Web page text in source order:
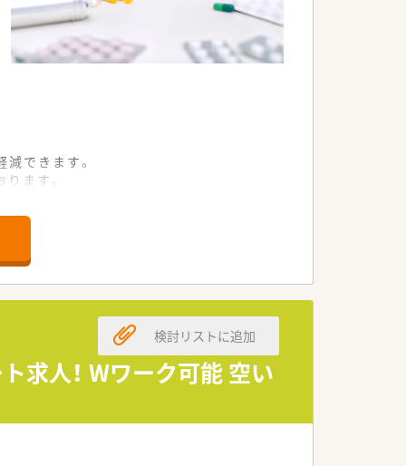
できます。
ます。
ております。
きる環境です。
基盤を築きます。
ルが身につきます。
人！ Wワーク可能 空い
検討リストに追加